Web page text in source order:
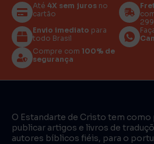
Até 4X sem juros no
cartão
Envio imediato para
todo Brasil
Compre com 100% de
segurança
O Estandarte de Cristo tem
publicar artigos e livros de
autores bíblicos fiéis, para o